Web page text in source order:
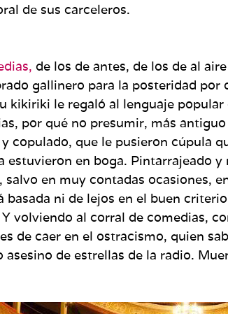
de sus carceleros.
de los de antes, de los de al
gallinero para la posteridad por
kikiriki le regaló al lenguaje
por qué no presumir, más
copulado, que le pusieron cúpula
estuvieron en boga. Pintarrajeado
en muy contadas ocasiones,
basada ni de lejos en el buen
volviendo al corral de comedias,
de caer en el ostracismo, quien
asesino de estrellas de la radio.